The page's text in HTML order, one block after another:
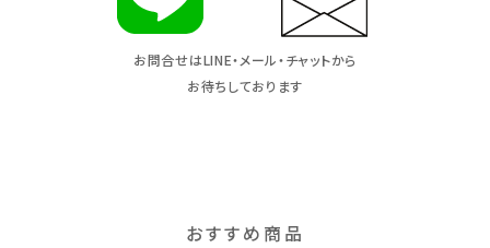
お問合せはLINE・メール・チャットから
お待ちしております
おすすめ商品